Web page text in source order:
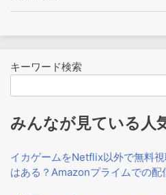
キーワード検索
みんなが見ている人
イカゲームをNetflix以外で無料
はある？Amazonプライムでの配